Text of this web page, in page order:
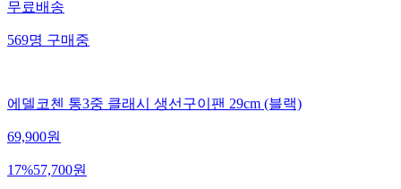
무료배송
569명구매중
에델코첸 통3중 클래시 생선구이팬 29cm (블랙)
69,900원
17%57,700원